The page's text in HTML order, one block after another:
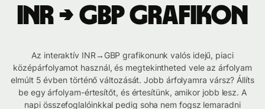
INR → GBP grafikon
Az interaktív INR→GBP grafikonunk valós idejű, piaci
középárfolyamot használ, és megtekintheted vele az árfolyam
elmúlt 5 évben történő változását. Jobb árfolyamra vársz? Állíts
be egy árfolyam-értesítőt, és értesítünk, amikor jobb lesz. A
napi összefoglalóinkkal pedig soha nem fogsz lemaradni